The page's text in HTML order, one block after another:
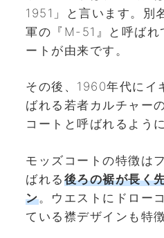
1951 」と言います。別
軍の『M-51』と呼ばれ
ートが由来です。
その後、1960年代にイ
ばれる若者カルチャー
コートと呼ばれるよう
モッズコートの特徴は
ばれる 後ろの裾が長く
ン。ウエストにドロー
ている襟デザインも特